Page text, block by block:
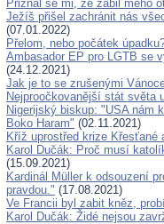
Přiznal se mi, že zabil mého
Ježíš přišel zachránit nás
(07.01.2022)
Přelom, nebo počátek
Ambasador EP pro LGTB se
(24.12.2021)
Jak je to se zrušenými
Nejproočkovanější stát světa
Nigerijský biskup: "USA nám
Boko Haram" (02.11.2021)
Kříž uprostřed krize Křesťané
Karol Dučák: Proč musí
(15.09.2021)
Kardinál Müller k odsouzení
pravdou." (17.08.2021)
Ve Francii byl zabit kněz,
Karol Dučák: Židé nejsou